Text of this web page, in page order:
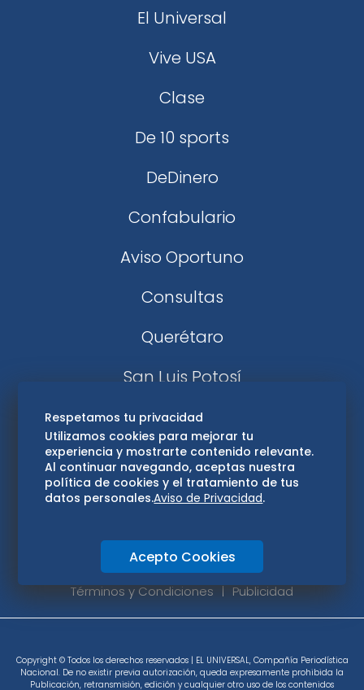
El Universal
Vive USA
Clase
De 10 sports
DeDinero
Confabulario
Aviso Oportuno
Consultas
Querétaro
San Luis Potosí
Edomex
Consultas
Hidalgo
Oaxaca
Aviso de privacidad
Directorio
Términos y Condiciones
Publicidad
Copyright © Todos los derechos reservados | EL UNIVERSAL, Compañía Periodística
Nacional. De no existir previa autorización, queda expresamente prohibida la
Publicación, retransmisión, edición y cualquier otro uso de los contenidos
Respetamos tu privacidad
Utilizamos cookies para mejorar tu
experiencia y mostrarte contenido relevante.
Al continuar navegando, aceptas nuestra
política de cookies y el tratamiento de tus
datos personales.Aviso de Privacidad.
Acepto Cookies